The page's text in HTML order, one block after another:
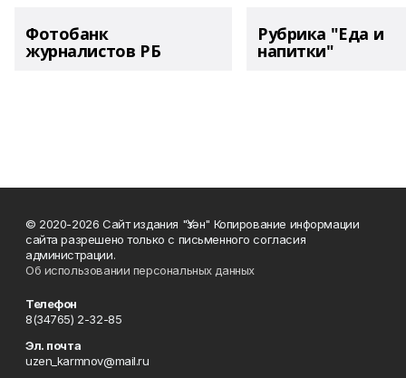
Фотобанк
журналистов РБ
Рубрика "Еда и
напитки"
© 2020-2026 Сайт издания "Үзән" Копирование информации
сайта разрешено только с письменного согласия
администрации.
Об использовании персональных данных
Телефон
8(34765) 2-32-85
Эл. почта
uzen_karmnov@mail.ru